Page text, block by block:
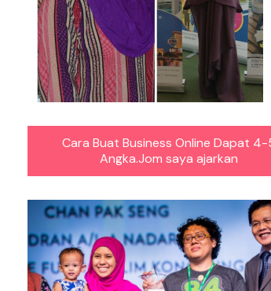
Cara Buat Business Online Dapat 4-
Angka.Jom saya ajarkan